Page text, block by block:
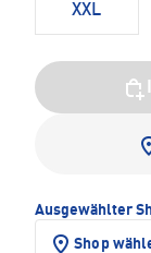
XXL
Ausgewählter
Shop